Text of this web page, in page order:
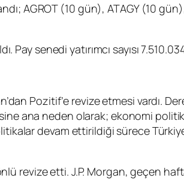
AGROT(10 gün),ATAGY(10
senedi yatırımcı sayısı
Pozitif’e revize etmesi vardı.
ana neden olarak; ekonomi
devam ettirildiği sürece
revize etti. J.P. Morgan, geçen